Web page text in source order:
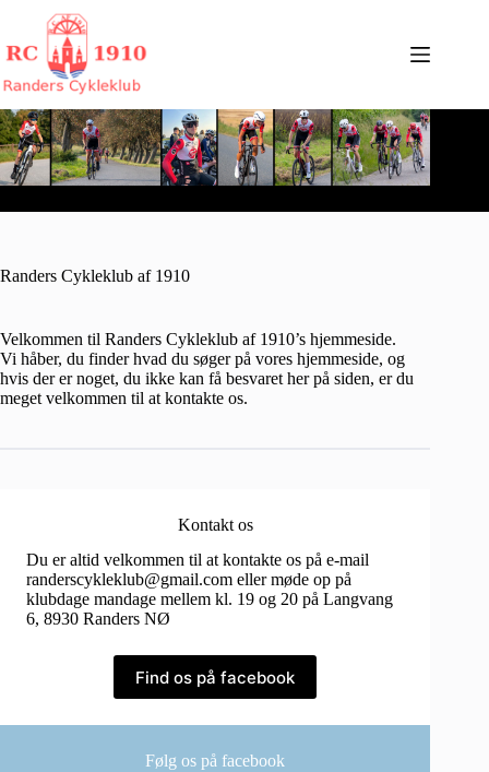
indhold
Randers Cykleklub af 1910
Velkommen til Randers Cykleklub af 1910’s hjemmeside.
Vi håber, du finder hvad du søger på vores hjemmeside, og
hvis der er noget, du ikke kan få besvaret her på siden, er du
meget velkommen til at kontakte os.
Kontakt os
Du er altid velkommen til at kontakte os på e-mail
randerscykleklub@gmail.com eller møde op på
klubdage mandage mellem kl. 19 og 20 på Langvang
6, 8930 Randers NØ
Find os på facebook
Følg os på facebook